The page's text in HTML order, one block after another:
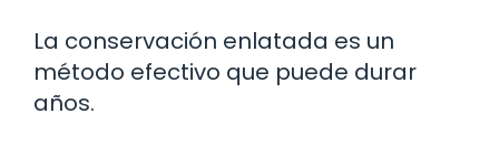
La conservación enlatada es un
método efectivo que puede durar
años.